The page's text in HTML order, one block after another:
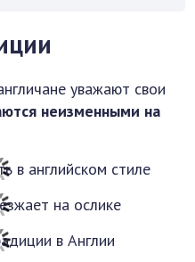
уважают свои
неизменными на